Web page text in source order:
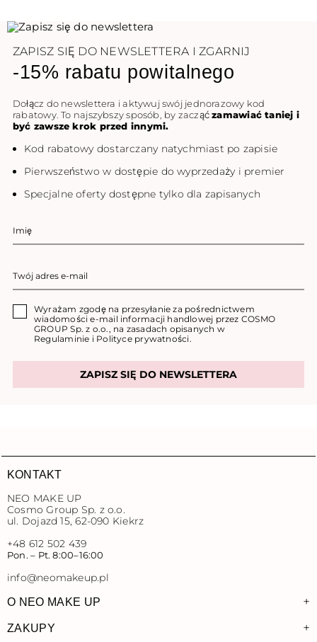
ZAPISZ SIĘ DO NEWSLETTERA I ZGARNIJ
-15% rabatu powitalnego
Dołącz do newslettera i aktywuj swój jednorazowy kod
rabatowy. To najszybszy sposób, by zacząćzamawiać taniej i
być zawsze krok przed innymi.
Kod rabatowy dostarczany natychmiast po zapisie
Pierwszeństwo w dostępie do wyprzedaży i premier
Specjalne oferty dostępne tylko dla zapisanych
Wyrażam zgodę na przesyłanie za pośrednictwem
wiadomości e-mail informacji handlowej przez COSMO
GROUP Sp. z o.o., na zasadach opisanych w
Regulaminie i Polityce prywatności.
ZAPISZ SIĘ DO NEWSLETTERA
KONTAKT
NEO MAKE UP
Cosmo Group Sp. z o.o.
ul. Dojazd 15, 62-090 Kiekrz
+48 612 502 439
Pon. – Pt. 8:00–16:00
info@neomakeup.pl
O NEO MAKE UP +
ZAKUPY +